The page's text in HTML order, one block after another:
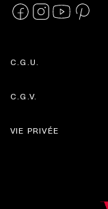
C.G.U.
C.G.V.
VIE PRIVÉE